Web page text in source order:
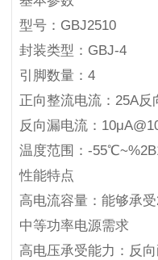
型号：GBJ2510
封装类型：GBJ-4
引脚数量：4
正向整流电流：25A反
反向漏电流：
温度范围：-
性能特点
高电流容量：能够承
中等功率电源需求
高电压承受能力：反